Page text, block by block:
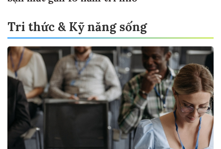
Tri thức & Kỹ năng sống